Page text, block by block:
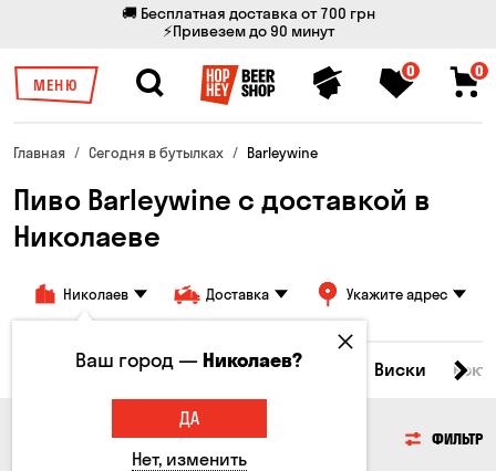
🚚 Бесплатная доставка от 700 грн
⚡Привезем до 90 минут
МЕНЮ
0 0
Главная Сегодня в бутылках Barleywine
Пиво Barleywine с доставкой в
Николаеве
Николаев Доставка Укажите адрес
Все товары Пиво Сидр Виски
ФИЛЬТР
Ваш город —Николаев?
ДА
Нет, изменить